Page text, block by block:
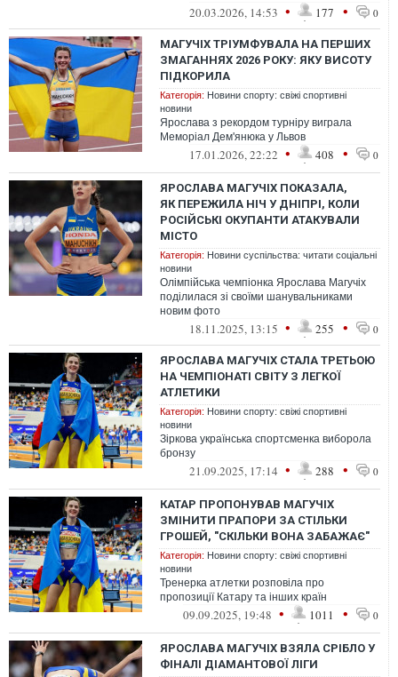
здобула срібло, взявши висоту 1,99 м...
20.03.2026, 14:53 • 177 • 0
МАГУЧІХ ТРІУМФУВАЛА НА ПЕРШИХ
ЗМАГАННЯХ 2026 РОКУ: ЯКУ ВИСОТУ
ПІДКОРИЛА
Категорія: Новини спорту: свіжі спортивні
новини
Ярослава з рекордом турніру виграла
Меморіал Дем'янюка у Львов
17.01.2026, 22:22 • 408 • 0
ЯРОСЛАВА МАГУЧІХ ПОКАЗАЛА,
ЯК ПЕРЕЖИЛА НІЧ У ДНІПРІ, КОЛИ
РОСІЙСЬКІ ОКУПАНТИ АТАКУВАЛИ
МІСТО
Категорія: Новини суспільства: читати соціальні
новини
Олімпійська чемпіонка Ярослава Магучіх
поділилася зі своїми шанувальниками
новим фото
18.11.2025, 13:15 • 255 • 0
ЯРОСЛАВА МАГУЧІХ СТАЛА ТРЕТЬОЮ
НА ЧЕМПІОНАТІ СВІТУ З ЛЕГКОЇ
АТЛЕТИКИ
Категорія: Новини спорту: свіжі спортивні
новини
Зіркова українська спортсменка виборола
бронзу
21.09.2025, 17:14 • 288 • 0
КАТАР ПРОПОНУВАВ МАГУЧІХ
ЗМІНИТИ ПРАПОРИ ЗА СТІЛЬКИ
ГРОШЕЙ, "СКІЛЬКИ ВОНА ЗАБАЖАЄ"
Категорія: Новини спорту: свіжі спортивні
новини
Тренерка атлетки розповіла про
пропозиції Катару та інших країн
09.09.2025, 19:48 • 1011 • 0
ЯРОСЛАВА МАГУЧІХ ВЗЯЛА СРІБЛО У
ФІНАЛІ ДІАМАНТОВОЇ ЛІГИ